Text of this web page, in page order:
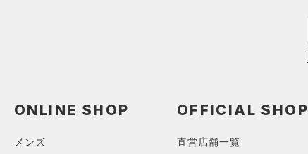
ONLINE SHOP
メンズ
OFFICIAL SHOP
直営店舗一覧